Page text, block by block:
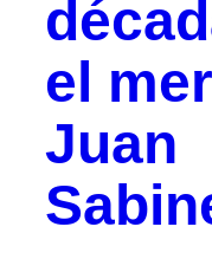
el
Juan